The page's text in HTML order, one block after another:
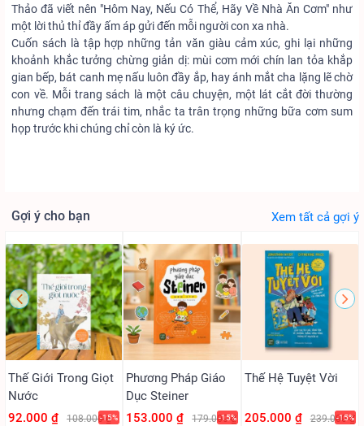
Thảo đã viết nên "Hôm Nay, Nếu Có Thể, Hãy Về Nhà Ăn Cơm" như
một lời thủ thỉ đầy ấm áp gửi đến mỗi người con xa nhà.
Cuốn sách là tập hợp những tản văn giàu cảm xúc, ghi lại những
khoảnh khắc tưởng chừng giản dị: mùi cơm mới chín lan tỏa khắp
gian bếp, bát canh mẹ nấu luôn đầy ắp, hay ánh mắt cha lặng lẽ chờ
con về. Mỗi trang sách là một câu chuyện, một lát cắt đời thường
nhưng chạm đến trái tim, nhắc ta trân trọng những bữa cơm sum
họp trước khi chúng chỉ còn là ký ức.
Gợi ý cho bạn Xem tất cả gợi ý
Thế Giới Trong Giọt
Nước
92.000 ₫
108.000 ₫
-15%
Phương Pháp Giáo
Dục Steiner
153.000 ₫
179.000 ₫
-15%
Thế Hệ Tuyệt Vời
205.000 ₫ 239.000 ₫
-15%